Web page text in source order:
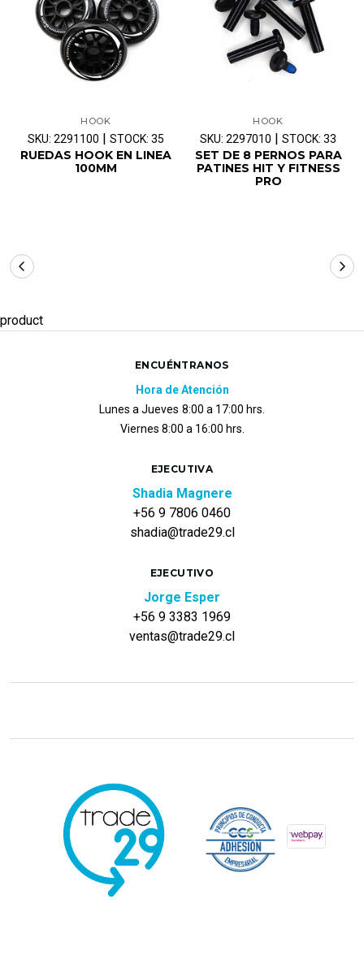
HOOK
SKU: 2291100 STOCK: 35
RUEDAS HOOK EN LINEA
100MM
HOOK
SKU: 2297010 STOCK: 33
SET DE 8 PERNOS PARA
PATINES HIT Y FITNESS
PRO
product
ENCUÉNTRANOS
Hora de Atención
Lunes a Jueves 8:00 a 17:00 hrs.
Viernes 8:00 a 16:00 hrs.
EJECUTIVA
Shadia Magnere
+56 9 7806 0460
shadia@trade29.cl
EJECUTIVO
Jorge Esper
+56 9 3383 1969
ventas@trade29.cl